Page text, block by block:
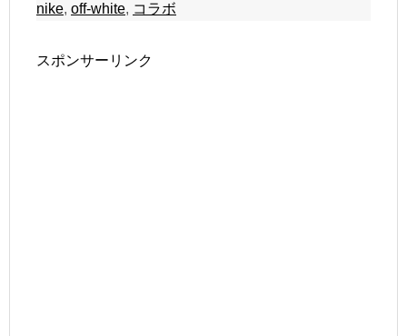
nike, off-white, コラボ
スポンサーリンク